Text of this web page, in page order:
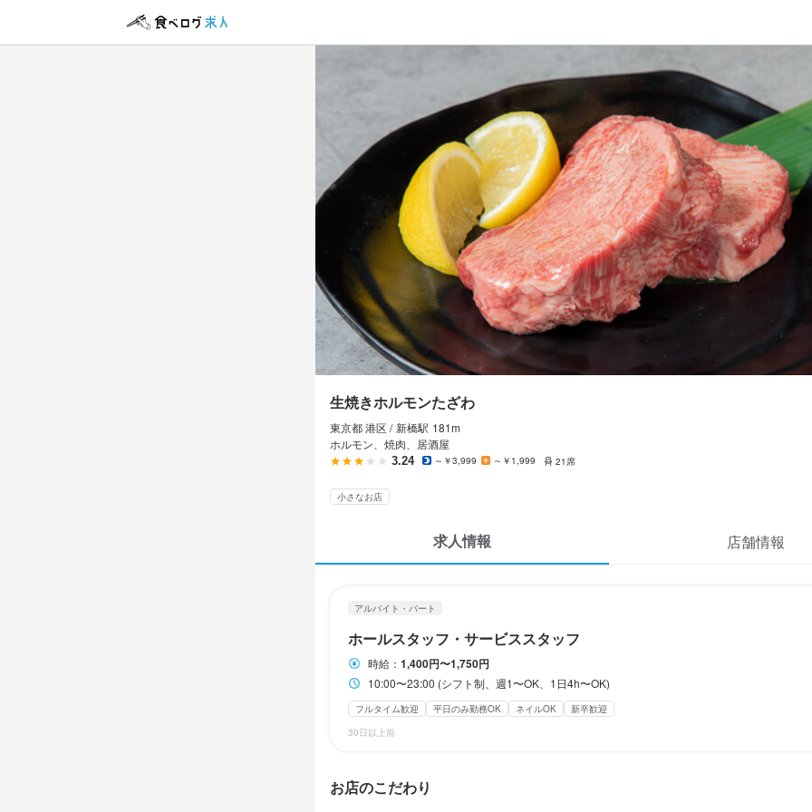
生焼きホルモンたざわ
東京都 港区 / 新橋駅 181m
ホルモン、焼肉、居酒屋
3.24 ～￥3,999 ～￥1,999 21席
小さなお店
求人情報 店舗情報
アルバイト・パート
ホールスタッフ・サービススタッフ
時給： 1,400円〜1,750円
10:00〜23:00 (シフト制、週1〜OK、1日4h〜OK)
フルタイム歓迎 平日のみ勤務OK ネイルOK
新卒歓迎
30日以上前
お店のこだわり
ホールスタッフ・サービススタッフ
ホールスタッフ・サービススタッフ
1,400円〜1,750円
昇給あり 交通費支給 給与手渡しOK 扶養内勤務OK
研修期間
100h 時給1300円
給与補足
交通費月20,000円まで
勤務時間
10:00〜23:00 (シフト制、週1〜OK、1日4h〜OK)
ランチタイムのみ勤務OK 終電考慮あり ダブルワーク・副業OK
週2日からOK
自由シフト制(毎回、時間・曜日を選べる)
休日・休暇
待遇
・契約期間の定め無し
・社会保険完備(厚生年金、雇用保険、健康保険、労災保険)